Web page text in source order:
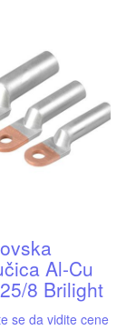
Al-Cu
8 Brilight
se da vidite cene